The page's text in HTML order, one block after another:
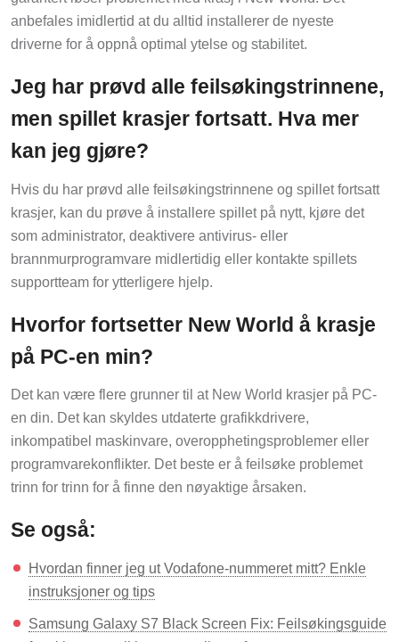
anbefales imidlertid at du alltid installerer de nyeste
driverne for å oppnå optimal ytelse og stabilitet.
Jeg har prøvd alle feilsøkingstrinnene,
men spillet krasjer fortsatt. Hva mer
kan jeg gjøre?
Hvis du har prøvd alle feilsøkingstrinnene og spillet fortsatt
krasjer, kan du prøve å installere spillet på nytt, kjøre det
som administrator, deaktivere antivirus- eller
brannmurprogramvare midlertidig eller kontakte spillets
supportteam for ytterligere hjelp.
Hvorfor fortsetter New World å krasje
på PC-en min?
Det kan være flere grunner til at New World krasjer på PC-
en din. Det kan skyldes utdaterte grafikkdrivere,
inkompatibel maskinvare, overopphetingsproblemer eller
programvarekonflikter. Det beste er å feilsøke problemet
trinn for trinn for å finne den nøyaktige årsaken.
Se også:
Hvordan finner jeg ut Vodafone-nummeret mitt? Enkle
instruksjoner og tips
Samsung Galaxy S7 Black Screen Fix: Feilsøkingsguide